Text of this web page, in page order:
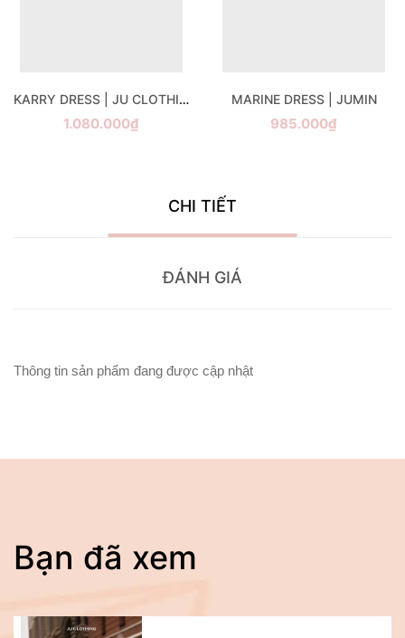
KARRY DRESS | JU CLOTHING
1.080.000₫
MARINE DRESS | JUMIN
985.000₫
CHI TIẾT
ĐÁNH GIÁ
Thông tin sản phẩm đang được cập nhật
Bạn đã xem